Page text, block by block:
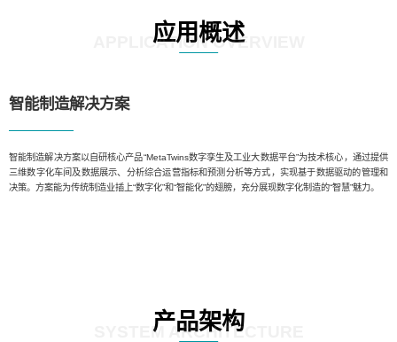
应用概述
APPLICATION OVERVIEW
智能制造解决方案
智能制造解决方案以自研核心产品“MetaTwins数字孪生及工业大数据平台”为技术核心，通过提供
三维数字化车间及数据展示、分析综合运营指标和预测分析等方式，实现基于数据驱动的管理和
决策。方案能为传统制造业插上“数字化”和“智能化”的翅膀，充分展现数字化制造的“智慧”魅力。
产品架构
SYSTEM ARCHITECTURE